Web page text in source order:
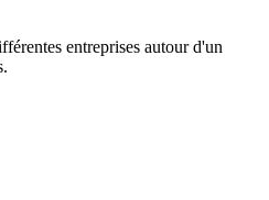
entreprises autour d'un